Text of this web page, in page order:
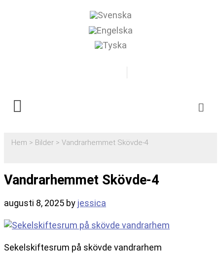
Hem > Bilder > Vandrarhemmet Skövde-4
Vandrarhemmet Skövde-4
augusti 8, 2025 by jessica
Sekelskiftesrum på skövde vandrarhem